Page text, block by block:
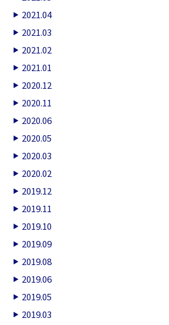
2021.04
2021.03
2021.02
2021.01
2020.12
2020.11
2020.06
2020.05
2020.03
2020.02
2019.12
2019.11
2019.10
2019.09
2019.08
2019.06
2019.05
2019.03